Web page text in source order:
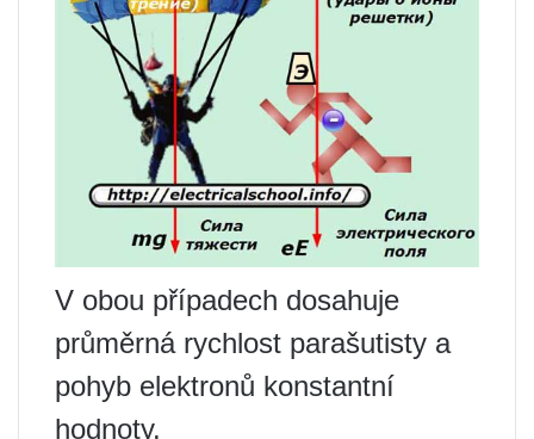
V obou případech dosahuje
průměrná rychlost parašutisty a
pohyb elektronů konstantní
hodnoty.